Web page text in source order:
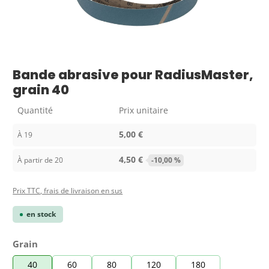
Bande abrasive pour RadiusMaster,
grain 40
Quantité Prix unitaire
À 19 5,00 €
À partir de20 4,50 € -10,00 %
Prix TTC, frais de livraison en sus
en stock
Sélectionnez
Grain
40 60 80 120
180